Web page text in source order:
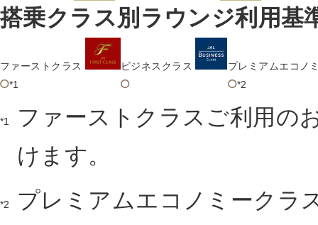
搭乗クラス別ラウンジ利用基
ファーストクラス ビジネスクラス
プレミアムエコノ
*1
*2
*1
ファーストクラスご利用の
けます。
*2
プレミアムエコノミークラ